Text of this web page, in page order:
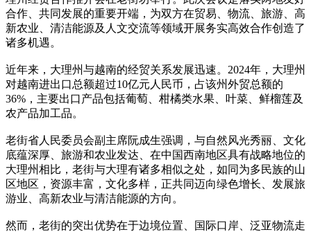
合作、共同发展的重要开端，为双方在贸易、物流、旅游、高
新农业、清洁能源及人文交流等领域开展务实高效合作创造了
诸多机遇。
近年来，大理州与越南的经贸关系发展迅速。2024年，大理州
对越南进出口总额超过10亿元人民币，占该州外贸总额的
36%，主要出口产品包括葡萄、柑橘类水果、叶菜、鲜榴莲及
农产品加工品。
老街省人民委员会副主席阮成生强调，与自然风光秀丽、文化
底蕴深厚、旅游和农业发达、在中国西南地区具有战略地位的
大理州相比，老街与大理有诸多相似之处，如同为多民族的山
区地区，资源丰富，文化多样，正共同迈向绿色增长、发展旅
游业、高新农业与清洁能源的方向。
然而，老街的突出优势在于边境位置、国际口岸、泛亚物流走